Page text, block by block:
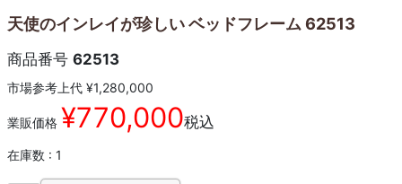
天使のインレイが珍しい ベッドフレーム 62513
商品番号 62513
市場参考上代 ¥1,280,000
業販価格 ¥770,000税込
在庫数 1